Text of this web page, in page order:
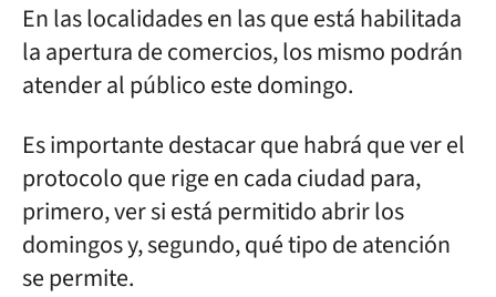
En las localidades en las que está habilitada
la apertura de comercios, los mismo podrán
atender al público este domingo.
Es importante destacar que habrá que ver el
protocolo que rige en cada ciudad para,
primero, ver si está permitido abrir los
domingos y, segundo, qué tipo de atención
se permite.